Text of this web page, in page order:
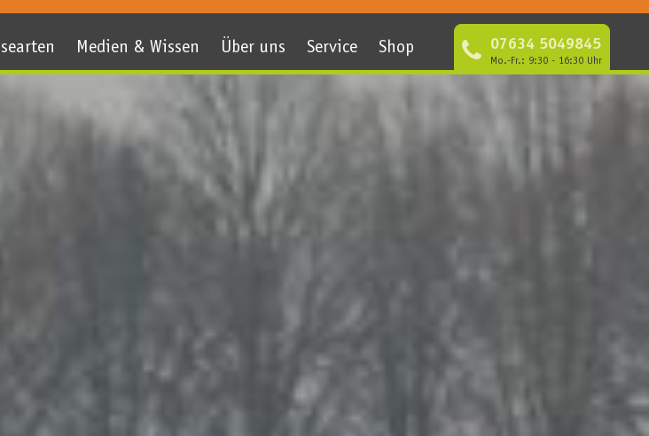
Medien & Wissen Über uns Service Shop 07634 5049845
Mo.-Fr.: 9:30 - 16:30 Uhr